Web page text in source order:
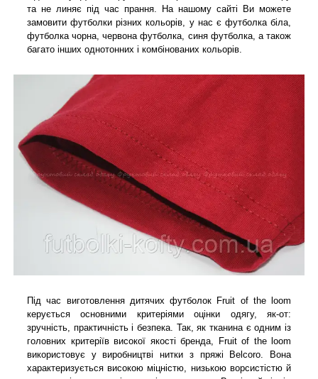
та не линяє під час прання. На нашому сайті Ви можете
замовити футболки різних кольорів, у нас є футболка біла,
футболка чорна, червона футболка, синя футболка, а також
багато інших однотонних і комбінованих кольорів.
Під час виготовлення дитячих футболок Fruit of the loom
керується основними критеріями оцінки одягу, як-от:
зручність, практичність і безпека. Так, як тканина є одним із
головних критеріїв високої якості бренда, Fruit of the loom
використовує у виробництві нитки з пряжі Belcoro. Вона
характеризується високою міцністю, низькою ворсистістю й